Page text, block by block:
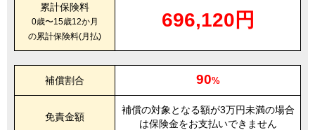
累計保険料
0歳〜15歳12か月
の累計保険料(月払)
696,120円
補償割合 90%
免責金額
補償の対象となる額が3万円未満の場合
は保険金をお支払いできません